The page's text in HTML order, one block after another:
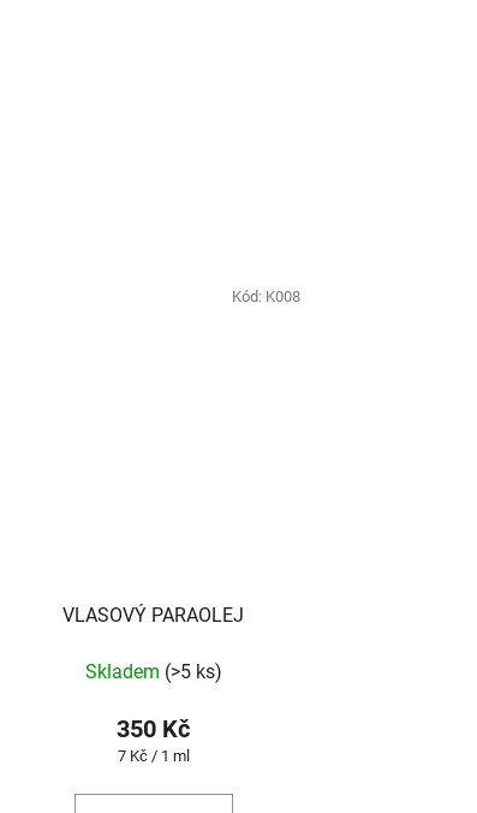
VLASOVÝ PARAOLEJ
Skladem (>5 ks)
350 Kč
Měrná
7 Kč / 1 ml
Kód: K008